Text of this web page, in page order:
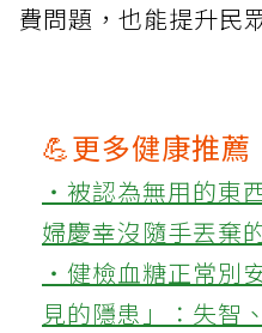
費問題，也能提升民
💪更多健康推薦
‧被認為無用的東
婦慶幸沒隨手丟棄
‧健檢血糖正常別
見的隱患」：失智